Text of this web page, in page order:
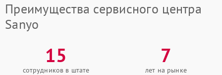
Преимущества сервисного центра
Sanyo
15
сотрудников в штате
7
лет на рынке